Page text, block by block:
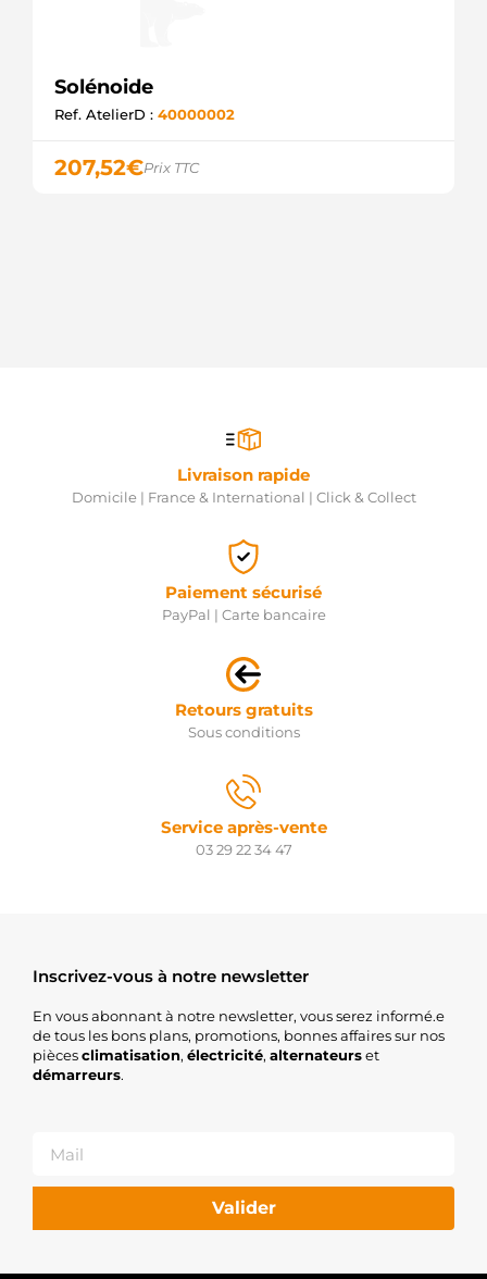
Solénoide
Ref. AtelierD : 40000002
207,52€Prix TTC
Livraison rapide
Domicile | France & International | Click & Collect
Paiement sécurisé
PayPal | Carte bancaire
Retours gratuits
Sous conditions
Service après-vente
03 29 22 34 47
Inscrivez-vous à notre newsletter
En vous abonnant à notre newsletter, vous serez informé.e
de tous les bons plans, promotions, bonnes affaires sur nos
piècesclimatisation, électricité, alternateurset
démarreurs.
Valider